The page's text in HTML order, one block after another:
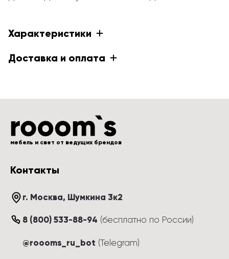
Характеристики
Доставка и оплата
мебель и свет от ведущих брендов
Контакты
г. Москва, Шумкина 3к2
8 (800) 533-88-94 (бесплатно по России)
@roooms_ru_bot (Telegram)